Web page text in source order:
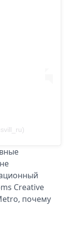
Creative
почему